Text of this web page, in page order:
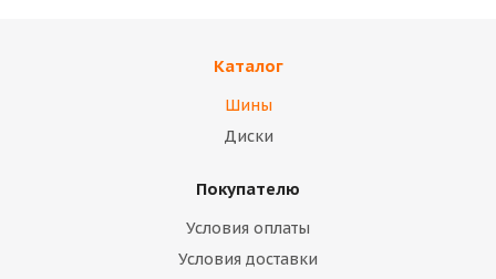
Каталог
Шины
Диски
Покупателю
Условия оплаты
Условия доставки